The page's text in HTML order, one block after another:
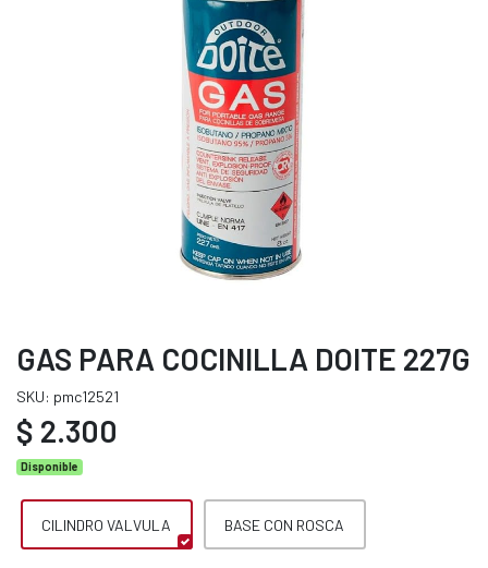
GAS PARA COCINILLA DOITE 227G
SKU: pmc12521
$ 2.300
Disponible
CILINDRO VALVULA BASE CON ROSCA